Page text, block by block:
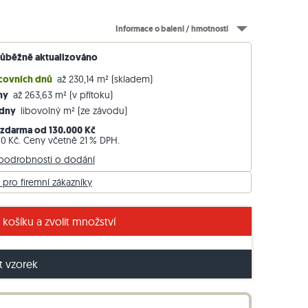
Travníkový obrubník z bazaltu
hrany a povrch obkladů Light travertin
Informace o balení / hmotnosti
aktualizováno
dnů až 230,14 m² (skladem)
až 263,63 m² (v přítoku)
libovolný m² (ze závodu)
od 130.000 Kč
Kč. Ceny včetně 21 % DPH.
o dodání
pro firemní zákazníky
košíku a zvolit množství
vzorek